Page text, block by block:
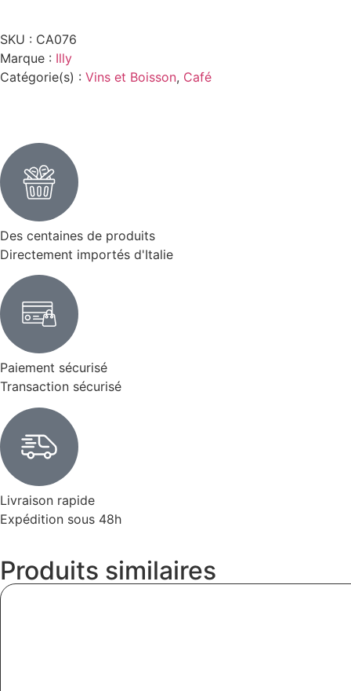
SKU : CA076
Marque : Illy
Catégorie(s) : Vins et Boisson, Café
Des centaines de produits
Directement importés d'Italie
Paiement sécurisé
Transaction sécurisé
Livraison rapide
Expédition sous 48h
Produits similaires